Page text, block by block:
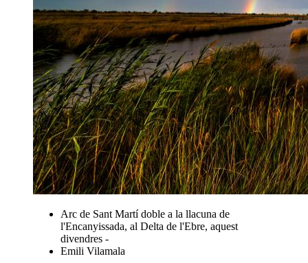
Arc de Sant Martí doble a la llacuna de
l'Encanyissada, al Delta de l'Ebre, aquest
divendres -
Emili Vilamala